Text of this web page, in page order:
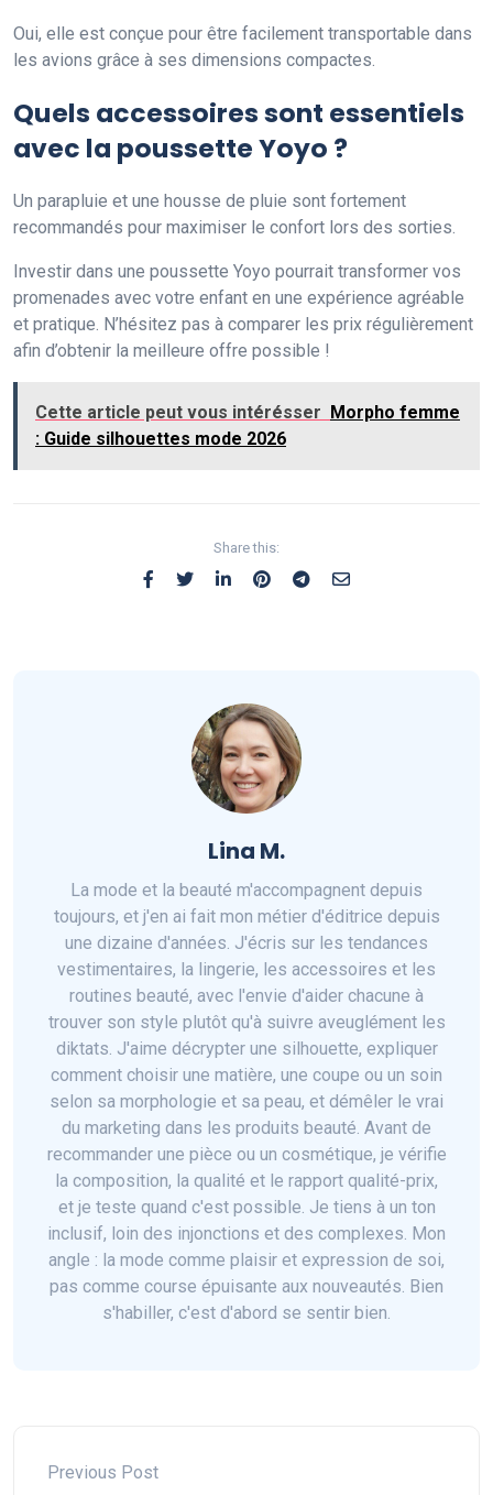
Oui, elle est conçue pour être facilement transportable dans
les avions grâce à ses dimensions compactes.
Quels accessoires sont essentiels
avec la poussette Yoyo ?
Un parapluie et une housse de pluie sont fortement
recommandés pour maximiser le confort lors des sorties.
Investir dans une poussette Yoyo pourrait transformer vos
promenades avec votre enfant en une expérience agréable
et pratique. N’hésitez pas à comparer les prix régulièrement
afin d’obtenir la meilleure offre possible !
Cette article peut vous intérésser Morpho femme
: Guide silhouettes mode 2026
Share this:
Lina M.
La mode et la beauté m'accompagnent depuis
toujours, et j'en ai fait mon métier d'éditrice depuis
une dizaine d'années. J'écris sur les tendances
vestimentaires, la lingerie, les accessoires et les
routines beauté, avec l'envie d'aider chacune à
trouver son style plutôt qu'à suivre aveuglément les
diktats. J'aime décrypter une silhouette, expliquer
comment choisir une matière, une coupe ou un soin
selon sa morphologie et sa peau, et démêler le vrai
du marketing dans les produits beauté. Avant de
recommander une pièce ou un cosmétique, je vérifie
la composition, la qualité et le rapport qualité-prix,
et je teste quand c'est possible. Je tiens à un ton
inclusif, loin des injonctions et des complexes. Mon
angle : la mode comme plaisir et expression de soi,
pas comme course épuisante aux nouveautés. Bien
s'habiller, c'est d'abord se sentir bien.
Previous Post